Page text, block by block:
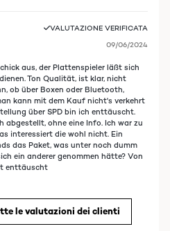
VALUTAZIONE VERIFICATA
09/06/2024
aus, der Plattenspieler läßt sich
Ton Qualität, ist klar, nicht
ob über Boxen oder Bluetooth,
kann mit dem Kauf nicht's verkehrt
über SPD bin ich enttäuscht.
abgestellt, ohne eine Info. Ich war zu
interessiert die wohl nicht. Ein
das Paket, was unter noch dumm
ein anderer genommen hätte? Von
enttäuscht
le valutazioni dei clienti